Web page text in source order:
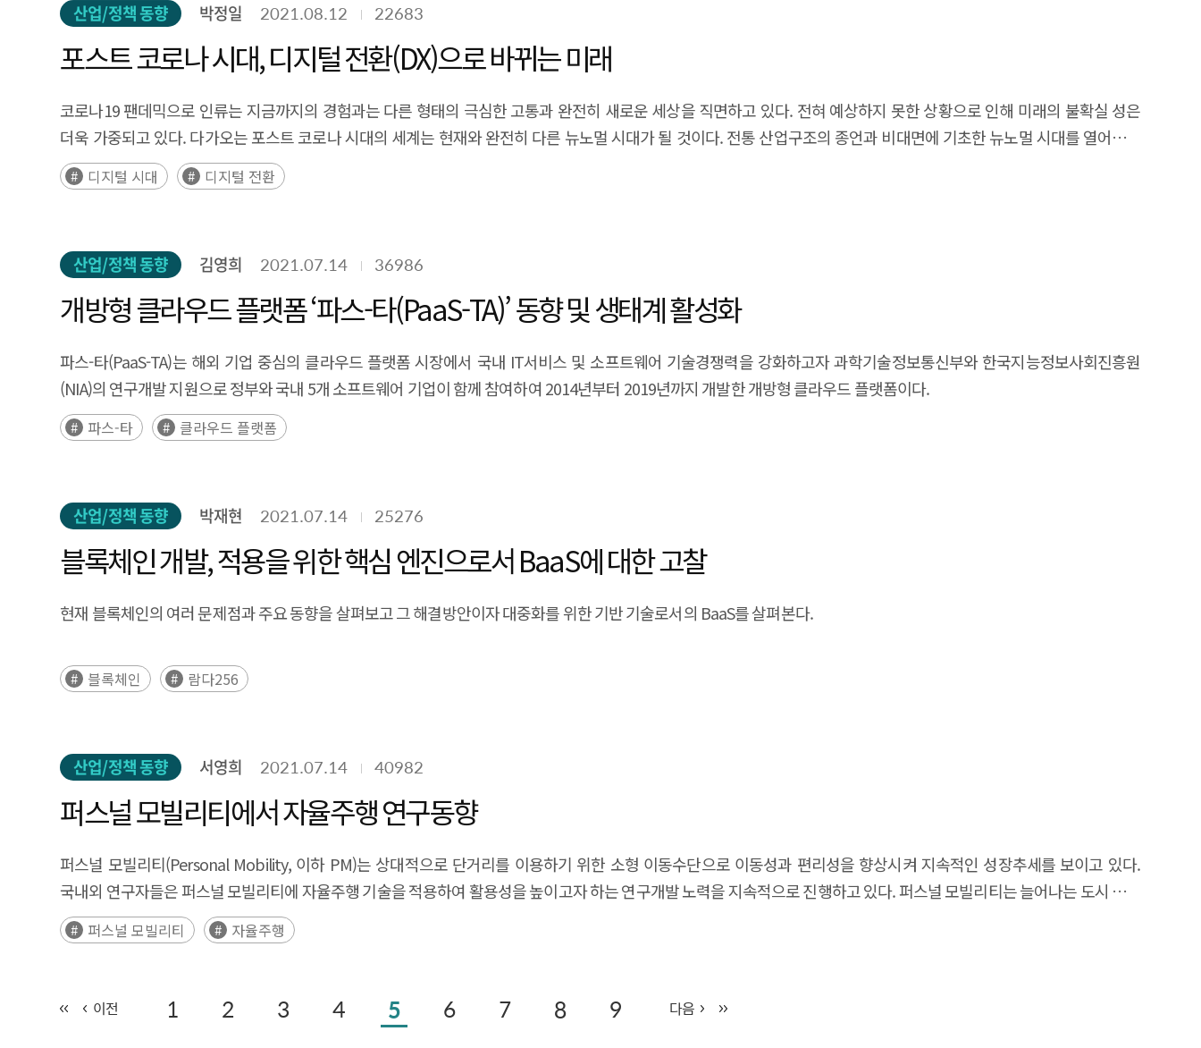
산업/정책 동향 박정일 2021.08.12 22683
포스트 코로나 시대, 디지털 전환(DX)으로 바뀌는 미래
코로나19 팬데믹으로 인류는 지금까지의 경험과는 다른 형태의 극심한 고통과 완전히 새로운 세상을 직면하고 있다. 전혀 예상하지 못한 상황으로 인해 미래의 불확실 성은
더욱 가중되고 있다. 다가오는 포스트 코로나 시대의 세계는 현재와 완전히 다른 뉴노멀 시대가 될 것이다. 전통 산업구조의 종언과 비대면에 기초한 뉴노멀 시대를 열어가는
위기와 기회가 동시에 오고 있는데, 본고에서는 포스트 코로나 시대의 디지털 전환(DX)으로 바뀌는 미래의 모습을 전망해 본다.
디지털 시대 디지털 전환
산업/정책 동향 김영희 2021.07.14 36986
개방형 클라우드 플랫폼 ‘파스-타(PaaS-TA)’ 동향 및 생태계 활성화
파스-타(PaaS-TA)는 해외 기업 중심의 클라우드 플랫폼 시장에서 국내 IT서비스 및 소프트웨어 기술경쟁력을 강화하고자 과학기술정보통신부와 한국지능정보사회진흥원
(NIA)의 연구개발 지원으로 정부와 국내 5개 소프트웨어 기업이 함께 참여하여 2014년부터 2019년까지 개발한 개방형 클라우드 플랫폼이다.
파스-타 클라우드 플랫폼
산업/정책 동향 박재현 2021.07.14 25276
블록체인 개발, 적용을 위한 핵심 엔진으로서 BaaS에 대한 고찰
현재 블록체인의 여러 문제점과 주요 동향을 살펴보고 그 해결방안이자 대중화를 위한 기반 기술로서의 BaaS를 살펴본다.
블록체인 람다256
산업/정책 동향 서영희 2021.07.14 40982
퍼스널 모빌리티에서 자율주행 연구동향
퍼스널 모빌리티(Personal Mobility, 이하 PM)는 상대적으로 단거리를 이용하기 위한 소형 이동수단으로 이동성과 편리성을 향상시켜 지속적인 성장추세를 보이고 있다.
국내외 연구자들은 퍼스널 모빌리티에 자율주행 기술을 적용하여 활용성을 높이고자 하는 연구개발 노력을 지속적으로 진행하고 있다. 퍼스널 모빌리티는 늘어나는 도시 인구
및 환경 문제를 해결할 수 있는 대안 중
하나가 될 수 있다. 이에 전동스쿠터와 전기자전거, 휠체어를 중심으로 퍼스널 모빌리티에 자율주행 기술을 적용하고자 하는 동향을 살펴보고자 한다. 향후 자율주행 기술
제공이 가능할 것이다.
퍼스널 모빌리티 자율주행
이전 1 2 3 4 5 6 7 8 9 다음